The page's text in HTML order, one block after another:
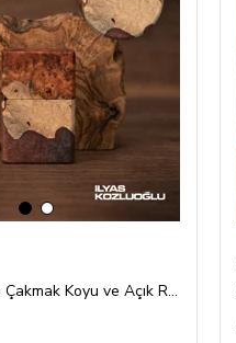
Stabilize Ahşap Çakmak Koyu ve Açık Renkli Özel Tasarım